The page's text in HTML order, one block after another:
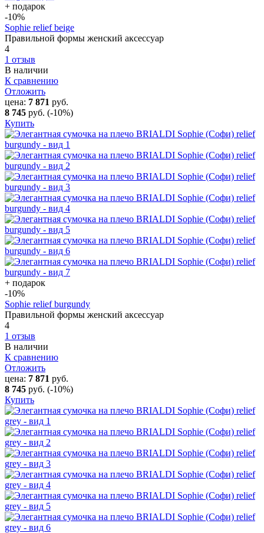
+ подарок
-10%
Sophie relief beige
Правильной формы женский аксессуар
4
1 отзыв
В наличии
К сравнению
Отложить
цена: 7 871 руб.
8 745 руб. (-10%)
Купить
+ подарок
-10%
Sophie relief burgundy
Правильной формы женский аксессуар
4
1 отзыв
В наличии
К сравнению
Отложить
цена: 7 871 руб.
8 745 руб. (-10%)
Купить